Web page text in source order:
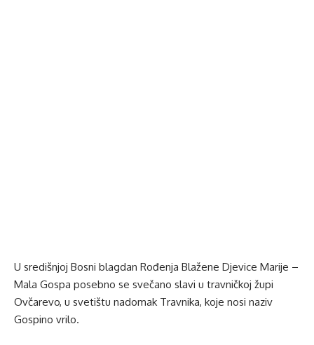
U središnjoj Bosni blagdan Rođenja Blažene Djevice Marije –
Mala Gospa posebno se svečano slavi u travničkoj župi
Ovčarevo, u svetištu nadomak Travnika, koje nosi naziv
Gospino vrilo.